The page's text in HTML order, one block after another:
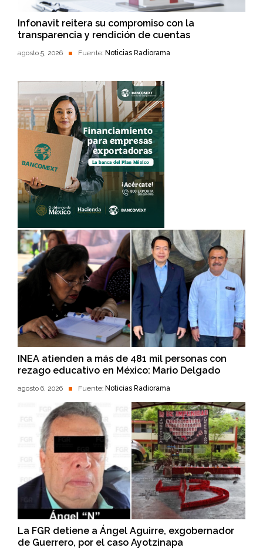
Infonavit reitera su compromiso con la
transparencia y rendición de cuentas
agosto 5, 2026 Fuente: Noticias Radiorama
INEA atienden a más de 481 mil personas con
rezago educativo en México: Mario Delgado
agosto 6, 2026 Fuente: Noticias Radiorama
La FGR detiene a Ángel Aguirre, exgobernador
de Guerrero, por el caso Ayotzinapa